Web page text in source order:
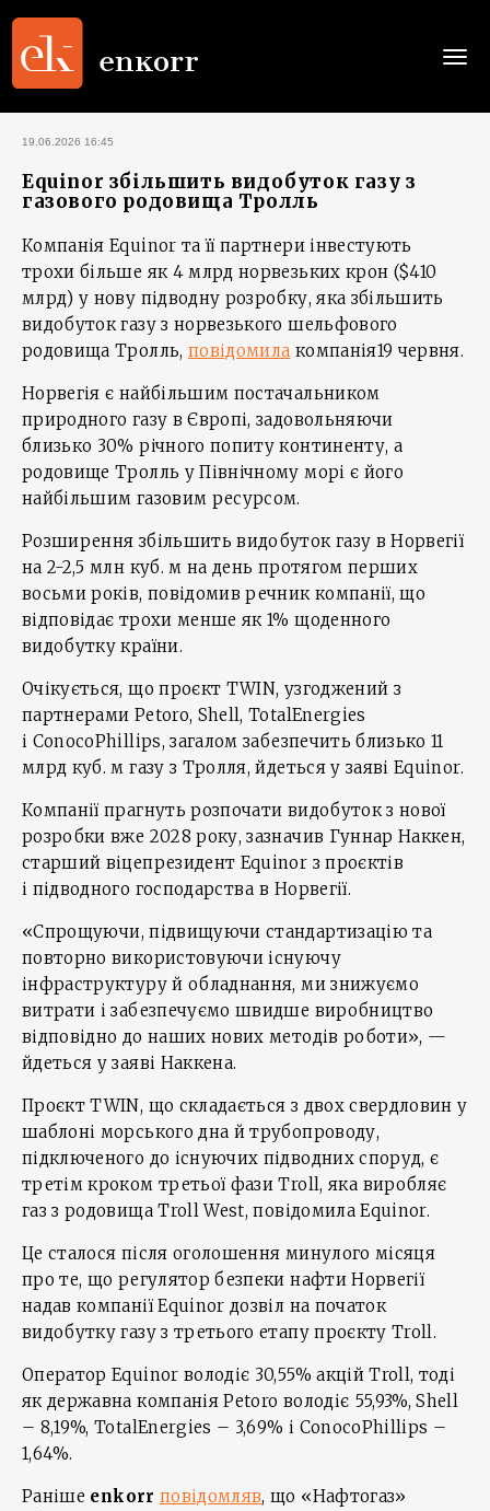
19.06.2026 16:45
Equinor збільшить видобуток газу з
газового родовища Тролль
Компанія Equinor та її партнери інвестують
трохи більше як 4 млрд норвезьких крон ($410
млрд) у нову підводну розробку, яка збільшить
видобуток газу з норвезького шельфового
родовища Тролль, повідомила компанія19 червня.
Норвегія є найбільшим постачальником
природного газу в Європі, задовольняючи
близько 30% річного попиту континенту, а
родовище Тролль у Північному морі є його
найбільшим газовим ресурсом.
Розширення збільшить видобуток газу в Норвегії
на 2-2,5 млн куб. м на день протягом перших
восьми років, повідомив речник компанії, що
відповідає трохи менше як 1% щоденного
видобутку країни.
Очікується, що проєкт TWIN, узгоджений з
партнерами Petoro, Shell, TotalEnergies
і ConocoPhillips, загалом забезпечить близько 11
млрд куб. м газу з Тролля, йдеться у заяві Equinor.
Компанії прагнуть розпочати видобуток з нової
розробки вже 2028 року, ‌зазначив Гуннар Наккен,
старший віцепрезидент Equinor з проєктів
і підводного господарства в Норвегії.
«Спрощуючи, підвищуючи стандартизацію та
повторно використовуючи існуючу
інфраструктуру й обладнання, ми знижуємо
витрати і забезпечуємо швидше виробництво
відповідно до наших нових методів роботи», —
йдеться у заяві Наккена.
Проєкт TWIN, що складається з двох свердловин у
шаблоні морського дна й трубопроводу,
підключеного до існуючих підводних споруд, є
третім кроком третьої фази Troll, яка ⁠виробляє
газ з родовища Troll West, повідомила Equinor.
Це сталося після оголошення минулого місяця
про те, що регулятор безпеки нафти Норвегії
надав компанії Equinor дозвіл на початок
видобутку газу з третього етапу проєкту Troll.
Оператор Equinor володіє 30,55% акцій Troll, тоді
як державна компанія Petoro володіє 55,93%, Shell
– 8,19%, TotalEnergies – 3,69% і ConocoPhillips –
1,64%.
Раніше enkorr повідомляв, що «Нафтогаз»